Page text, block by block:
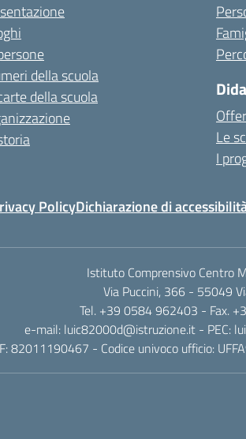
della scuola
della scuola
Le
I
PolicyDichiarazione di
Istituto Comprensivo Centro
Via Puccini, 366 - 55049
Tel. +39 0584 962403 - Fax.
e-mail: luic82000d@istruzione.it - PEC:
82011190467 - Codice univoco ufficio: